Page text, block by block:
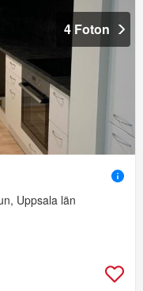
4 Foton
Uppsala län